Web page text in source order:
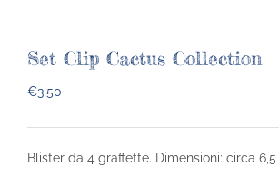
Set Clip Cactus Collection
€3,50
Blister da 4 graffette. Dimensioni: circa 6,5